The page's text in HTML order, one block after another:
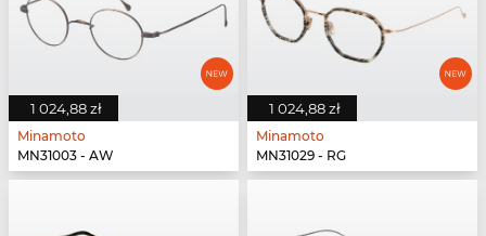
1 024,88 zł
Minamoto
MN31003 - AW
1 024,88 zł
Minamoto
MN31029 - RG